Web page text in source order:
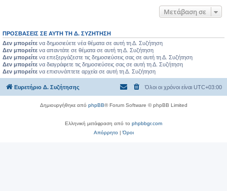
Μετάβαση σε
ΠΡΟΣΒΆΣΕΙΣ ΣΕ ΑΥΤΉ ΤΗ Δ. ΣΥΖΉΤΗΣΗ
Δεν μπορείτε να δημοσιεύετε νέα θέματα σε αυτή τη Δ. Συζήτηση
Δεν μπορείτε να απαντάτε σε θέματα σε αυτή τη Δ. Συζήτηση
Δεν μπορείτε να επεξεργάζεστε τις δημοσιεύσεις σας σε αυτή τη Δ. Συζήτηση
Δεν μπορείτε να διαγράφετε τις δημοσιεύσεις σας σε αυτή τη Δ. Συζήτηση
Δεν μπορείτε να επισυνάπτετε αρχεία σε αυτή τη Δ. Συζήτηση
Ευρετήριο Δ. Συζήτησης Όλοι οι χρόνοι είναι UTC+03:00
Δημιουργήθηκε από phpBB® Forum Software © phpBB Limited
Ελληνική μετάφραση από το phpbbgr.com
Απόρρητο|Όροι